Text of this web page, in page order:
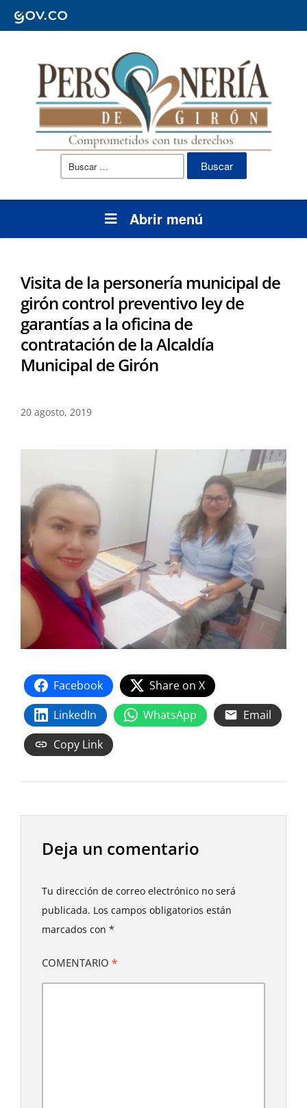
Buscar:
Abrir menú
Visita de la personería municipal de
girón control preventivo ley de
garantías a la oficina de
contratación de la Alcaldía
Municipal de Girón
20 agosto, 2019
Facebook
Share on X
LinkedIn
WhatsApp
Email
Copy Link
Deja un comentario
Tu dirección de correo electrónico no será
publicada. Los campos obligatorios están
marcados con *
COMENTARIO *